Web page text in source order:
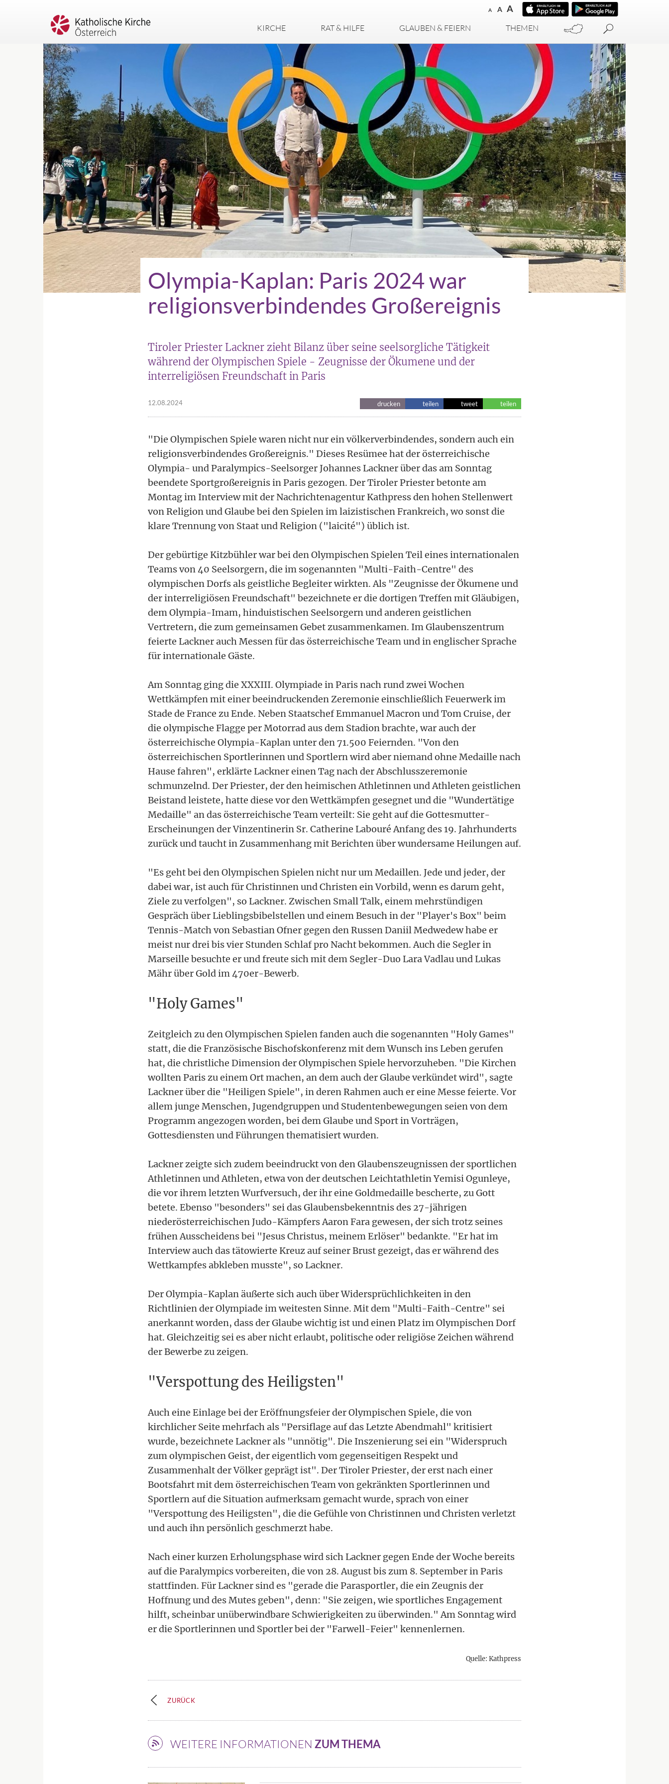
A A A
KIRCHE RAT & HILFE GLAUBEN & FEIERN THEMEN
Johannes Lackner
Olympia-Kaplan: Paris 2024 war
religionsverbindendes Großereignis
Tiroler Priester Lackner zieht Bilanz über seine seelsorgliche Tätigkeit
während der Olympischen Spiele - Zeugnisse der Ökumene und der
interreligiösen Freundschaft in Paris
12.08.2024 drucken teilen tweet teilen
"Die Olympischen Spiele waren nicht nur ein völkerverbindendes, sondern auch ein
religionsverbindendes Großereignis." Dieses Resümee hat der österreichische
Olympia- und Paralympics-Seelsorger Johannes Lackner über das am Sonntag
beendete Sportgroßereignis in Paris gezogen. Der Tiroler Priester betonte am
Montag im Interview mit der Nachrichtenagentur Kathpress den hohen Stellenwert
von Religion und Glaube bei den Spielen im laizistischen Frankreich, wo sonst die
klare Trennung von Staat und Religion ("laicité") üblich ist.
Der gebürtige Kitzbühler war bei den Olympischen Spielen Teil eines internationalen
Teams von 40 Seelsorgern, die im sogenannten "Multi-Faith-Centre" des
olympischen Dorfs als geistliche Begleiter wirkten. Als "Zeugnisse der Ökumene und
der interreligiösen Freundschaft" bezeichnete er die dortigen Treffen mit Gläubigen,
dem Olympia-Imam, hinduistischen Seelsorgern und anderen geistlichen
Vertretern, die zum gemeinsamen Gebet zusammenkamen. Im Glaubenszentrum
feierte Lackner auch Messen für das österreichische Team und in englischer Sprache
für internationale Gäste.
Am Sonntag ging die XXXIII. Olympiade in Paris nach rund zwei Wochen
Wettkämpfen mit einer beeindruckenden Zeremonie einschließlich Feuerwerk im
Stade de France zu Ende. Neben Staatschef Emmanuel Macron und Tom Cruise, der
die olympische Flagge per Motorrad aus dem Stadion brachte, war auch der
österreichische Olympia-Kaplan unter den 71.500 Feiernden. "Von den
österreichischen Sportlerinnen und Sportlern wird aber niemand ohne Medaille nach
Hause fahren", erklärte Lackner einen Tag nach der Abschlusszeremonie
schmunzelnd. Der Priester, der den heimischen Athletinnen und Athleten geistlichen
Beistand leistete, hatte diese vor den Wettkämpfen gesegnet und die "Wundertätige
Medaille" an das österreichische Team verteilt: Sie geht auf die Gottesmutter-
Erscheinungen der Vinzentinerin Sr. Catherine Labouré Anfang des 19. Jahrhunderts
zurück und taucht in Zusammenhang mit Berichten über wundersame Heilungen auf.
"Es geht bei den Olympischen Spielen nicht nur um Medaillen. Jede und jeder, der
dabei war, ist auch für Christinnen und Christen ein Vorbild, wenn es darum geht,
Ziele zu verfolgen", so Lackner. Zwischen Small Talk, einem mehrstündigen
Gespräch über Lieblingsbibelstellen und einem Besuch in der "Player's Box" beim
Tennis-Match von Sebastian Ofner gegen den Russen Daniil Medwedew habe er
meist nur drei bis vier Stunden Schlaf pro Nacht bekommen. Auch die Segler in
Marseille besuchte er und freute sich mit dem Segler-Duo Lara Vadlau und Lukas
Mähr über Gold im 470er-Bewerb.
"Holy Games"
Zeitgleich zu den Olympischen Spielen fanden auch die sogenannten "Holy Games"
statt, die die Französische Bischofskonferenz mit dem Wunsch ins Leben gerufen
hat, die christliche Dimension der Olympischen Spiele hervorzuheben. "Die Kirchen
wollten Paris zu einem Ort machen, an dem auch der Glaube verkündet wird", sagte
Lackner über die "Heiligen Spiele", in deren Rahmen auch er eine Messe feierte. Vor
allem junge Menschen, Jugendgruppen und Studentenbewegungen seien von dem
Programm angezogen worden, bei dem Glaube und Sport in Vorträgen,
Gottesdiensten und Führungen thematisiert wurden.
Lackner zeigte sich zudem beeindruckt von den Glaubenszeugnissen der sportlichen
Athletinnen und Athleten, etwa von der deutschen Leichtathletin Yemisi Ogunleye,
die vor ihrem letzten Wurfversuch, der ihr eine Goldmedaille bescherte, zu Gott
betete. Ebenso "besonders" sei das Glaubensbekenntnis des 27-jährigen
niederösterreichischen Judo-Kämpfers Aaron Fara gewesen, der sich trotz seines
frühen Ausscheidens bei "Jesus Christus, meinem Erlöser" bedankte. "Er hat im
Interview auch das tätowierte Kreuz auf seiner Brust gezeigt, das er während des
Wettkampfes abkleben musste", so Lackner.
Der Olympia-Kaplan äußerte sich auch über Widersprüchlichkeiten in den
Richtlinien der Olympiade im weitesten Sinne. Mit dem "Multi-Faith-Centre" sei
anerkannt worden, dass der Glaube wichtig ist und einen Platz im Olympischen Dorf
hat. Gleichzeitig sei es aber nicht erlaubt, politische oder religiöse Zeichen während
der Bewerbe zu zeigen.
"Verspottung des Heiligsten"
Auch eine Einlage bei der Eröffnungsfeier der Olympischen Spiele, die von
kirchlicher Seite mehrfach als "Persiflage auf das Letzte Abendmahl" kritisiert
wurde, bezeichnete Lackner als "unnötig". Die Inszenierung sei ein "Widerspruch
zum olympischen Geist, der eigentlich vom gegenseitigen Respekt und
Zusammenhalt der Völker geprägt ist". Der Tiroler Priester, der erst nach einer
Bootsfahrt mit dem österreichischen Team von gekränkten Sportlerinnen und
Sportlern auf die Situation aufmerksam gemacht wurde, sprach von einer
"Verspottung des Heiligsten", die die Gefühle von Christinnen und Christen verletzt
und auch ihn persönlich geschmerzt habe.
Nach einer kurzen Erholungsphase wird sich Lackner gegen Ende der Woche bereits
auf die Paralympics vorbereiten, die von 28. August bis zum 8. September in Paris
stattfinden. Für Lackner sind es "gerade die Parasportler, die ein Zeugnis der
Hoffnung und des Mutes geben", denn: "Sie zeigen, wie sportliches Engagement
hilft, scheinbar unüberwindbare Schwierigkeiten zu überwinden." Am Sonntag wird
er die Sportlerinnen und Sportler bei der "Farwell-Feier" kennenlernen.
Quelle: Kathpress
ZURÜCK
WEITERE INFORMATIONEN ZUM THEMA